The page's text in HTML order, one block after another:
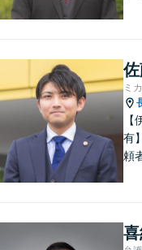
の
ご
ミ
有
頼
は